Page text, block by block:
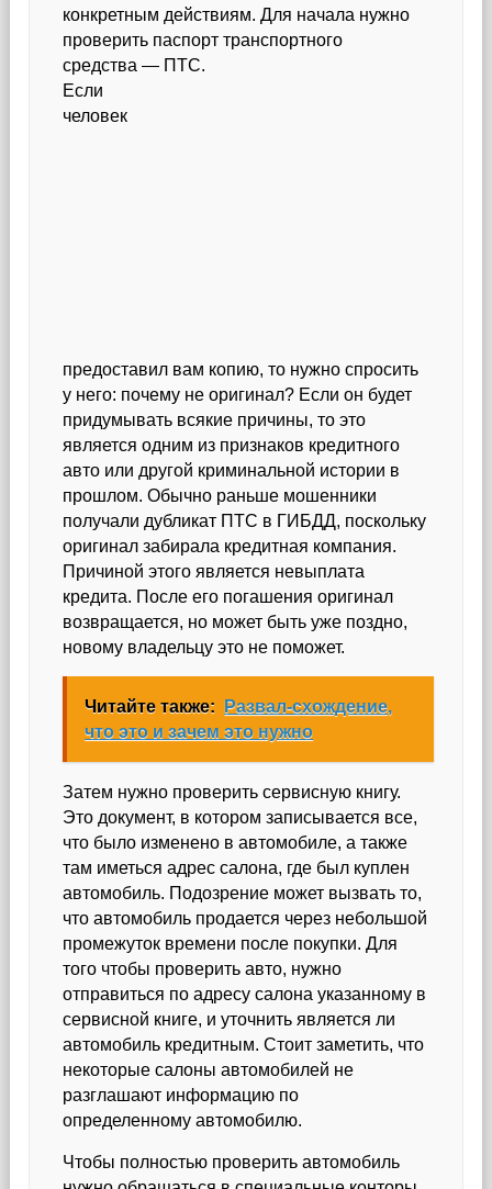
конкретным действиям. Для начала нужно
проверить паспорт транспортного
средства — ПТС.
Если
человек
предоставил вам копию, то нужно спросить
у него: почему не оригинал? Если он будет
придумывать всякие причины, то это
является одним из признаков кредитного
авто или другой криминальной истории в
прошлом. Обычно раньше мошенники
получали дубликат ПТС в ГИБДД, поскольку
оригинал забирала кредитная компания.
Причиной этого является невыплата
кредита. После его погашения оригинал
возвращается, но может быть уже поздно,
новому владельцу это не поможет.
Читайте также:
Развал-схождение,
что это и зачем это нужно
Затем нужно проверить сервисную книгу.
Это документ, в котором записывается все,
что было изменено в автомобиле, а также
там иметься адрес салона, где был куплен
автомобиль. Подозрение может вызвать то,
что автомобиль продается через небольшой
промежуток времени после покупки. Для
того чтобы проверить авто, нужно
отправиться по адресу салона указанному в
сервисной книге, и уточнить является ли
автомобиль кредитным. Стоит заметить, что
некоторые салоны автомобилей не
разглашают информацию по
определенному автомобилю.
Чтобы полностью проверить автомобиль